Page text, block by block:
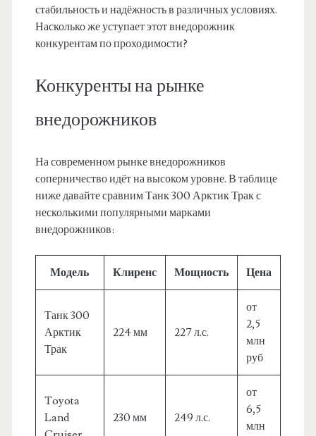
стабильность и надёжность в различных условиях.
Насколько же уступает этот внедорожник
конкурентам по проходимости?
Конкуренты на рынке
внедорожников
На современном рынке внедорожников
соперничество идёт на высоком уровне. В таблице
ниже давайте сравним Танк 300 Арктик Трак с
несколькими популярными марками
внедорожников:
Модель Клиренс Мощность Цена
Танк 300
Арктик
Трак
224 мм 227 л.с.
от
2,5
млн
руб
Toyota
Land
230 мм 249 л.с.
от
6,5
млн